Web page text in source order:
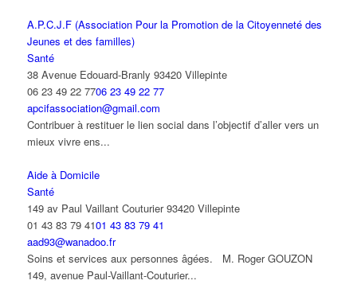
A.P.C.J.F (Association Pour la Promotion de la Citoyenneté des
Jeunes et des familles)
Santé
38 Avenue Edouard-Branly 93420 Villepinte
06 23 49 22 7706 23 49 22 77
apcifassociation@gmail.com
Contribuer à restituer le lien social dans l’objectif d’aller vers un
mieux vivre ens...
Aide à Domicile
Santé
149 av Paul Vaillant Couturier 93420 Villepinte
01 43 83 79 4101 43 83 79 41
aad93@wanadoo.fr
Soins et services aux personnes âgées. M. Roger GOUZON
149, avenue Paul-Vaillant-Couturier...